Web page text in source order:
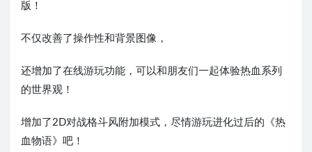
版！
不仅改善了操作性和背景图像，
还增加了在线游玩功能，可以和朋友们一起体验热血系列
的世界观！
增加了2D对战格斗风附加模式，尽情游玩进化过后的《热
血物语》吧！